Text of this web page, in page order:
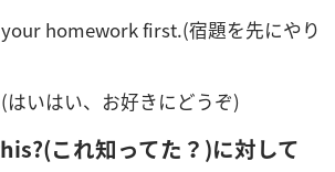
homework first.(宿題を先にやり
いはい、お好きにどうぞ)
これ知ってた？)に対して